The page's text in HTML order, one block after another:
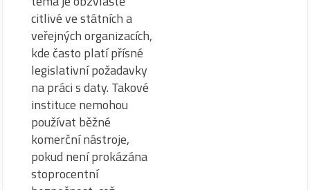
citlivé ve státních a
veřejných organizacích,
kde často platí přísné
legislativní požadavky
na práci s daty. Takové
instituce nemohou
používat běžné
komerční nástroje,
pokud není prokázána
stoprocentní